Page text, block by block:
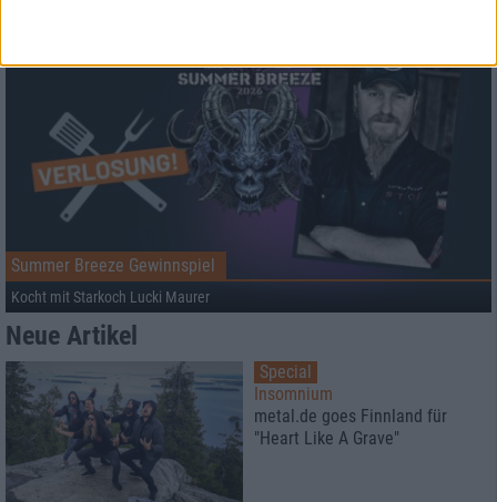
Summer Breeze Gewinnspiel
Kocht mit Starkoch Lucki Maurer
Neue Artikel
Special
Insomnium
metal.de goes Finnland für
"Heart Like A Grave"